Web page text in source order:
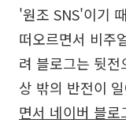
'원조 SNS'이기
떠오르면서 비주
려 블로그는 뒷
상 밖의 반전이
면서 네이버 블로